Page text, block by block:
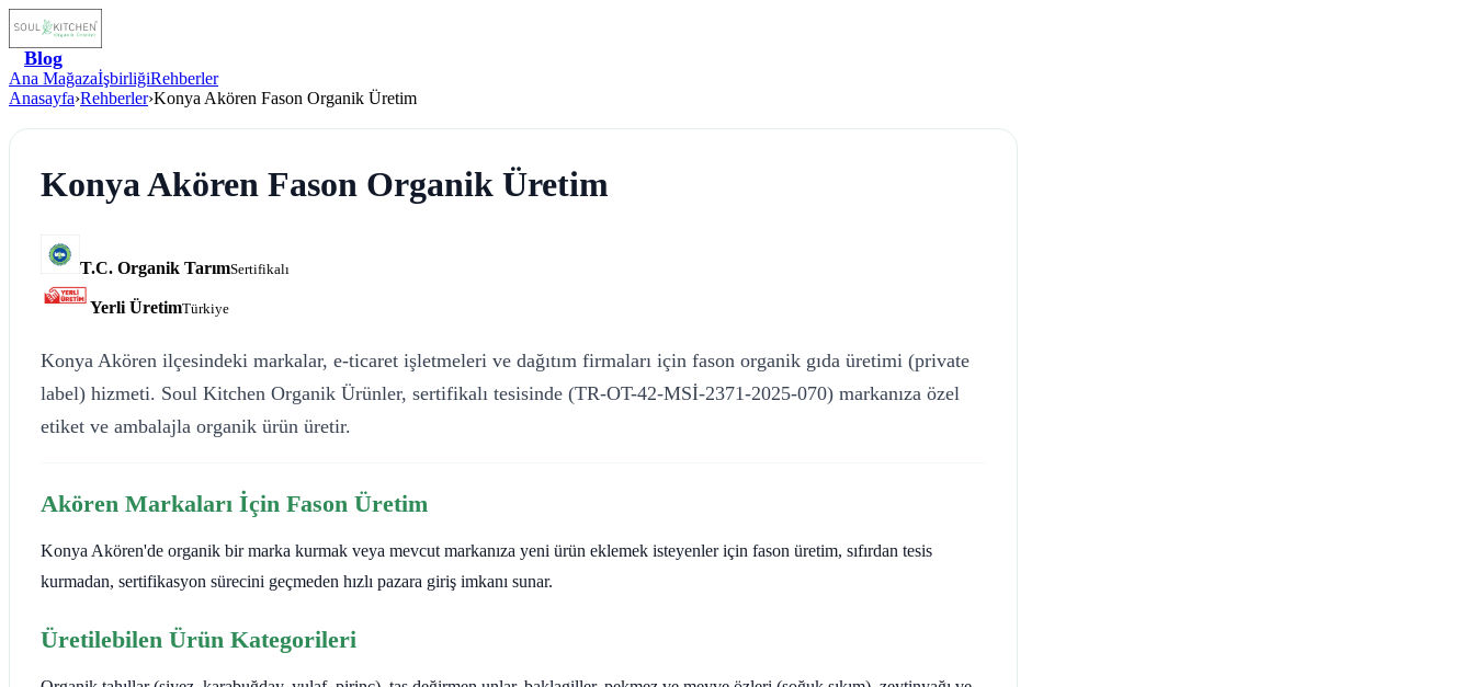
Blog
Ana MağazaİşbirliğiRehberler
Anasayfa›Rehberler›Konya Akören Fason Organik Üretim
Konya Akören Fason Organik Üretim
T.C. Organik TarımSertifikalı
Yerli ÜretimTürkiye
Konya Akören ilçesindeki markalar, e-ticaret işletmeleri ve dağıtım firmaları için fason organik gıda üretimi (private
label) hizmeti. Soul Kitchen Organik Ürünler, sertifikalı tesisinde (TR-OT-42-MSİ-2371-2025-070) markanıza özel
etiket ve ambalajla organik ürün üretir.
Akören Markaları İçin Fason Üretim
Konya Akören'de organik bir marka kurmak veya mevcut markanıza yeni ürün eklemek isteyenler için fason üretim, sıfırdan tesis
kurmadan, sertifikasyon sürecini geçmeden hızlı pazara giriş imkanı sunar.
Üretilebilen Ürün Kategorileri